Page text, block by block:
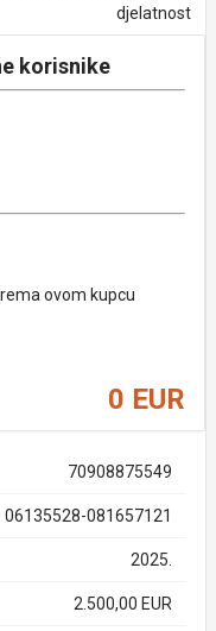
djelatnost
korisnike
ovom kupcu
0 EUR
70908875549
06135528-081657121
2025.
2.500,00 EUR